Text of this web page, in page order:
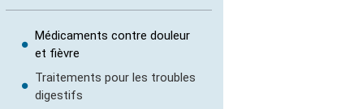
Médicaments contre douleur
et fièvre
Traitements pour les troubles
digestifs